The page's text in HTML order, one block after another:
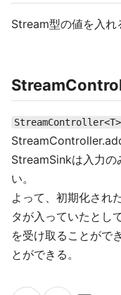
Stream型の値を入れ
StreamSinkは入力の
い。
よって、初期化され
タが入っていたとし
を受け取ることがで
とができる。